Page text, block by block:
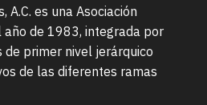
A.C. es una Asociación
de 1983, integrada por
primer nivel jerárquico
de las diferentes ramas